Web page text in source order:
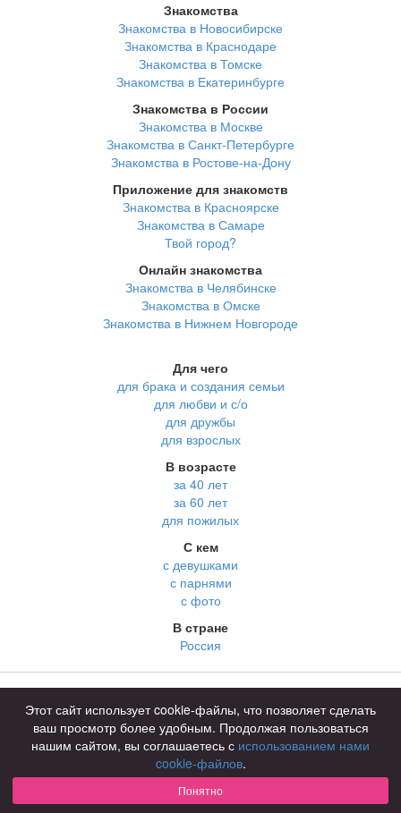
Знакомства
Знакомства в Новосибирске
Знакомства в Краснодаре
Знакомства в Томске
Знакомства в Екатеринбурге
Знакомства в России
Знакомства в Москве
Знакомства в Санкт-Петербурге
Знакомства в Ростове-на-Дону
Приложение для знакомств
Знакомства в Красноярске
Знакомства в Самаре
Твой город?
Онлайн знакомства
Знакомства в Челябинске
Знакомства в Омске
Знакомства в Нижнем Новгороде
Для чего
для брака и создания семьи
для любви и с/о
для дружбы
для взрослых
В возрасте
за 40 лет
за 60 лет
для пожилых
С кем
с девушками
с парнями
с фото
В стране
Россия
Советы
Знакомства для взрослых
Онлайн знакомства
КОНФИДЕНЦИАЛЬНОСТЬ
Правила
Как оплатить
Техническая поддержка
Этот сайт использует cookie-файлы, что позволяет сделать
ваш просмотр более удобным. Продолжая пользоваться
нашим сайтом, вы соглашаетесь с использованием нами
cookie-файлов.
Понятно